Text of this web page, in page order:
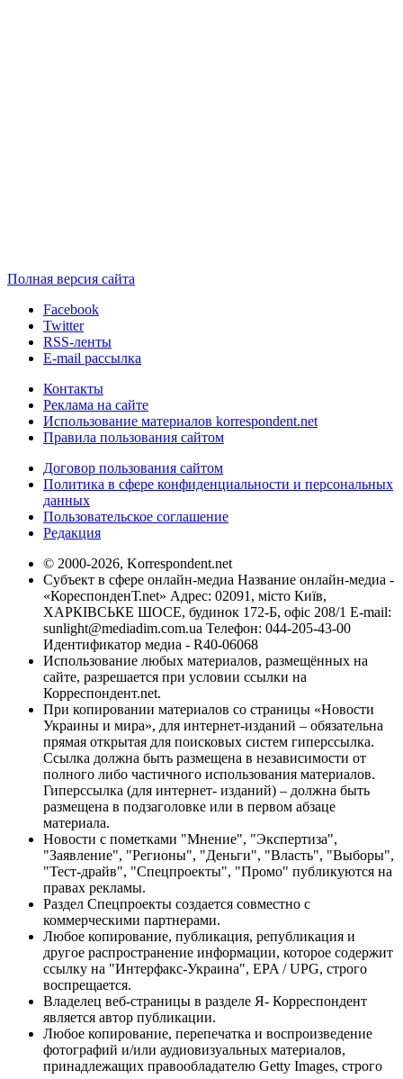
Полная версия сайта
Facebook
Twitter
RSS-ленты
E-mail рассылка
Контакты
Реклама на сайте
Использование материалов korrespondent.net
Правила пользования сайтом
Договор пользования сайтом
Политика в сфере конфиденциальности и персональных
данных
Пользовательское соглашение
Редакция
© 2000-2026, Korrespondent.net
Субъект в сфере онлайн-медиа Название онлайн-медиа -
«КореспонденТ.net» Адрес: 02091, місто Київ,
ХАРКІВСЬКЕ ШОСЕ, будинок 172-Б, офіс 208/1 E-mail:
sunlight@mediadim.com.ua Телефон: 044-205-43-00
Идентификатор медиа - R40-06068
Использование любых материалов, размещённых на
сайте, разрешается при условии ссылки на
Корреспондент.net.
При копировании материалов со страницы «Новости
Украины и мира», для интернет-изданий – обязательна
прямая открытая для поисковых систем гиперссылка.
Ссылка должна быть размещена в независимости от
полного либо частичного использования материалов.
Гиперссылка (для интернет- изданий) – должна быть
размещена в подзаголовке или в первом абзаце
материала.
Новости с пометками "Мнение", "Экспертиза",
"Заявление", "Регионы", "Деньги", "Власть", "Выборы",
"Тест-драйв", "Спецпроекты", "Промо" публикуются на
правах рекламы.
Раздел Спецпроекты создается совместно с
коммерческими партнерами.
Любое копирование, публикация, републикация и
другое распространение информации, которое содержит
ссылку на "Интерфакс-Украина", EPA / UPG, строго
воспрещается.
Владелец веб-страницы в разделе Я- Корреспондент
является автор публикации.
Любое копирование, перепечатка и воспроизведение
фотографий и/или аудиовизуальных материалов,
принадлежащих правообладателю Getty Images, строго